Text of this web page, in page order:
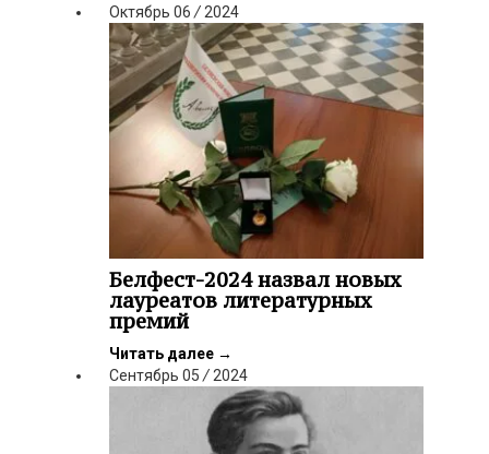
Октябрь 06 / 2024
Белфест-2024 назвал новых
лауреатов литературных
премий
Читать далее →
Сентябрь 05 / 2024